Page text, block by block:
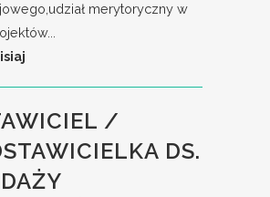
merytoryczny w
/
DS.